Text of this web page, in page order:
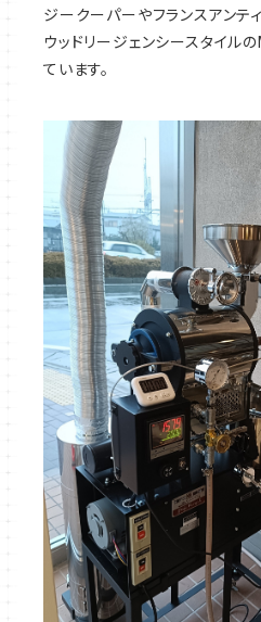
ジークーパーやフランスアンテ
ウッドリージェンシースタイル
ています。